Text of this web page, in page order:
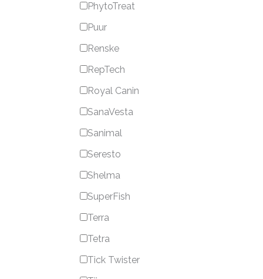
PhytoTreat
Puur
Renske
RepTech
Royal Canin
SanaVesta
Sanimal
Seresto
Shelma
SuperFish
Terra
Tetra
Tick Twister